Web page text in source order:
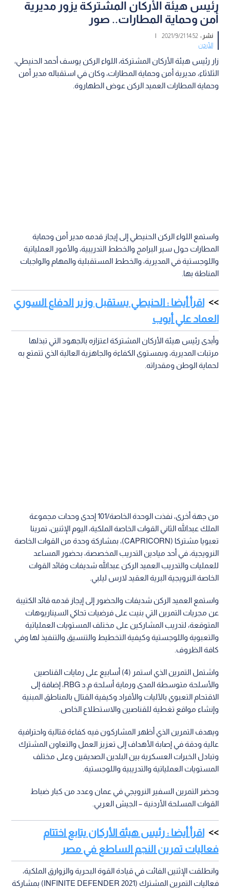
رئيس هيئة الأركان المشتركة يزور مديرية
أمن وحماية المطارات.. صور
نشر :14:52 2021/9/21
|
الأردن
زار رئيس هيئة الأركان المشتركة، اللواء الركن يوسف أحمد الحنيطي،
الثلاثاء، مديرية أمن وحماية المطارات، وكان في استقباله مدير أمن
وحماية المطارات العميد الركن عوض الطهاروة.
واستمع اللواء الركن الحنيطي إلى إيجاز قدمه مدير أمن وحماية
المطارات حول سير البرامج والخطط التدريبية، والأمور العملياتية
واللوجستية في المديرية، والخطط المستقبلية والمهام والواجبات
المناطة بها.
اقرأ أيضا : الحنيطي يستقبل وزير الدفاع السوري
العماد علي أيوب
وأبدى رئيس هيئة الأركان المشتركة اعتزازه بالجهود التي تبذلها
مرتبات المديرية، وبمستوى الكفاءة والجاهزية العالية الذي تتمتع به
لحماية الوطن ومقدراته.
من جهة أخرى، نفذت الوحدة الخاصة/101 إحدى وحدات مجموعة
الملك عبدالله الثاني القوات الخاصة الملكية، اليوم الإثنين، تمرينا
تعبويا مشتركا (CAPRICORN)، بمشاركة وحدة من القوات الخاصة
النرويجية، في أحد ميادين التدريب المخصصة، بحضور المساعد
للعمليات والتدريب العميد الركن عبدالله شديفات وقائد القوات
الخاصة النرويجية البرية العقيد لارس ليلبي.
واستمع العميد الركن شديفات والحضور إلى إيجاز قدمه قائد الكتيبة
عن مجريات التمرين التي بنيت على فرضيات تحاكي السيناريوهات
المتوقعة، لتدريب المشاركين على مختلف المستويات العملياتية
والتعبوية واللوجستية وكيفية التخطيط والتنسيق والتنفيذ لها وفي
كافة الظروف.
واشتمل التمرين الذي استمر (4) أسابيع على رمايات القناصين
والأسلحة متوسطة المدى ورماية أسلحة م.د RBG، إضافة إلى
الاقتحام التعبوي بالآليات والأفراد وكيفية القتال بالمناطق المبنية
وإنشاء مواقع تغطية للقناصين والاستطلاع الخاص.
ويهدف التمرين الذي أظهر المشاركون فيه كفاءة قتالية واحترافية
عالية ودقة في إصابة الأهداف إلى تعزيز العمل والتعاون المشترك
وتبادل الخبرات العسكرية بين البلدين الصديقين وعلى مختلف
المستويات العملياتية والتدريبية واللوجستية.
وحضر التمرين السفير النرويجي في عمان وعدد من كبار ضباط
القوات المسلحة الأردنية – الجيش العربي.
اقرأ أيضا : رئيس هيئة الأركان يتابع اختتام
فعاليات تمرين النجم الساطع في مصر
وانطلقت الإثنين الفائت في قيادة القوة البحرية والزوارق الملكية،
فعاليات التمرين المشترك (INFINITE DEFENDER 2021) بمشاركة